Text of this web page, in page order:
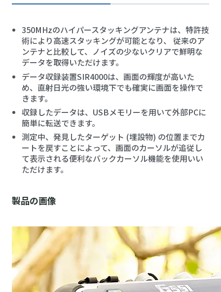
350MHzのハイパースタッキングアンテナは、特許技
術により高速スタッキングが可能となり、 従来のア
ンテナと比較して、ノイズの少ないクリアで鮮明な
データを取得いただけます。
データ収録装置SIR4000は、画面の輝度が高いた
め、直射日光の強い環境下でも確実に画面を操作で
きます。
収録したデータは、USBメモリーを用いて外部PCに
簡単に転送できます。
測定中、発見したターゲット (埋設物) の位置までカ
ートを戻すことによって、画面のカーソルが追従し
て表示される便利なバックカーソル機能を使用いい
ただけます。
製品の画像